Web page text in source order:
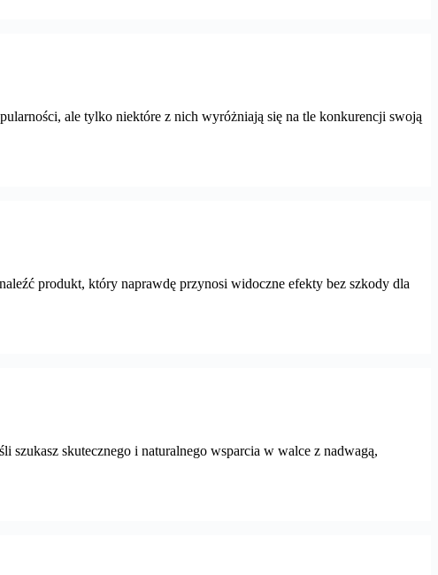
ale tylko niektóre z nich wyróżniają się na tle konkurencji swoją
produkt, który naprawdę przynosi widoczne efekty bez szkody dla
szukasz skutecznego i naturalnego wsparcia w walce z nadwagą,